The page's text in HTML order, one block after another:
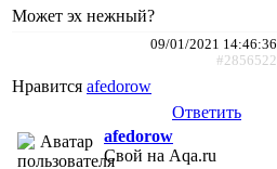
Может эх нежный?
09/01/2021 14:46:36
#2856522
Нравится afedorow
Ответить
afedorow
Свой на Aqa.ru